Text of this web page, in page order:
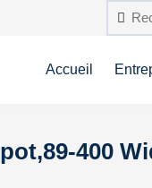
Accueil
400